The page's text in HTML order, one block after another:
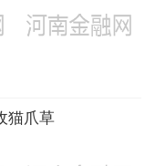
猫爪草